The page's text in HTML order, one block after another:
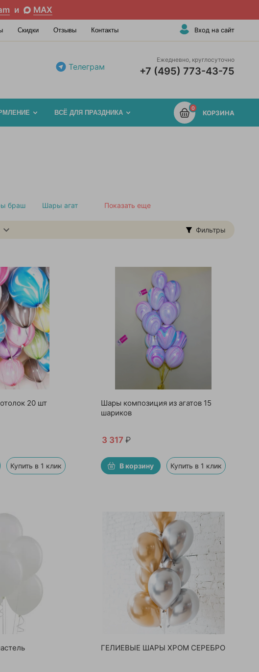
и MAX
Скидки Отзывы Контакты Вход на сайт
Телеграм
Ежедневно, круглосуточно
+7 (495) 773-43-75
0
КОРЗИНА
ВСЁ ДЛЯ ПРАЗДНИКА
браш Шары агат Показать еще
Фильтры
20 шт
Купить в 1 клик
Шары композиция из агатов 15
шариков
3 317₽
В корзину Купить в 1 клик
ГЕЛИЕВЫЕ ШАРЫ ХРОМ СЕРЕБРО